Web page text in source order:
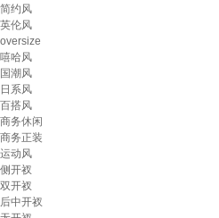
简约风
英伦风
oversize
嘻哈风
国潮风
日系风
百搭风
商务休闲
商务正装
运动风
侧开衩
双开衩
后中开衩